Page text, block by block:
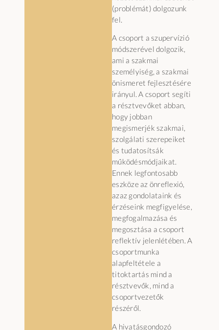
(problémát) dolgozunk
fel.
A csoport a szupervízió
módszerével dolgozik,
ami a szakmai
személyiség, a szakmai
önismeret fejlesztésére
irányul. A csoport segíti
a résztvevőket abban,
hogy jobban
megismerjék szakmai,
szolgálati szerepeiket
és tudatosítsák
működésmódjaikat.
Ennek legfontosabb
eszköze az önreflexió,
azaz gondolataink és
érzéseink megfigyelése,
megfogalmazása és
megosztása a csoport
reflektív jelenlétében. A
csoportmunka
alapfeltétele a
titoktartás mind a
résztvevők, mind a
csoportvezetők
részéről.
A hivatásgondozó